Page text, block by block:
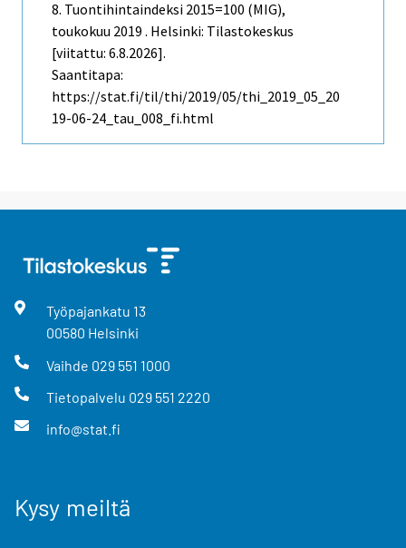
8. Tuontihintaindeksi 2015=100 (MIG),
toukokuu 2019 . Helsinki: Tilastokeskus
[viitattu: 6.8.2026].
Saantitapa:
https://stat.fi/til/thi/2019/05/thi_2019_05_20
19-06-24_tau_008_fi.html
Työpajankatu 13
00580 Helsinki
Vaihde 029 551 1000
Tietopalvelu 029 551 2220
info@stat.fi
Kysy meiltä